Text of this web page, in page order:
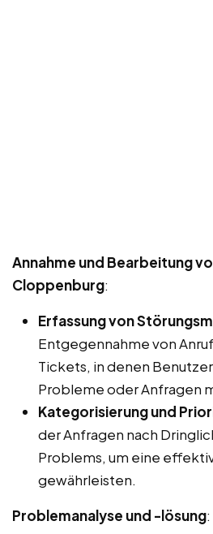
Annahme und Bearbeitung
Cloppenburg:
Erfassung von
Entgegennahme von
Tickets, in denen
Probleme oder Anfragen
Kategorisierung und
der Anfragen nach
Problems, um eine
gewährleisten.
Problemanalyse und -lösung: